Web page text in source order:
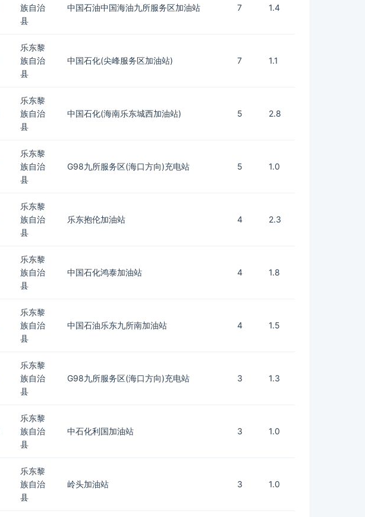
族自治
县
中国石油中国海油九所服务区加油站 7 1.4
乐东黎
族自治
县
中国石化(尖峰服务区加油站) 7 1.1
乐东黎
族自治
县
中国石化(海南乐东城西加油站) 5 2.8
乐东黎
族自治
县
G98九所服务区(海口方向)充电站 5 1.0
乐东黎
族自治
县
乐东抱伦加油站 4 2.3
乐东黎
族自治
县
中国石化鸿泰加油站 4 1.8
乐东黎
族自治
县
中国石油乐东九所南加油站 4 1.5
乐东黎
族自治
县
G98九所服务区(海口方向)充电站 3 1.3
乐东黎
族自治
县
中石化利国加油站 3 1.0
乐东黎
族自治
县
岭头加油站 3 1.0